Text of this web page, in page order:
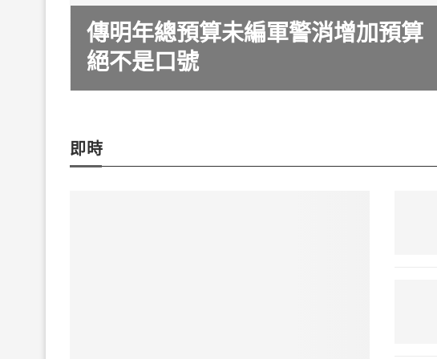
傳明年總預算未編軍警消增加預
絕不是口號
即時